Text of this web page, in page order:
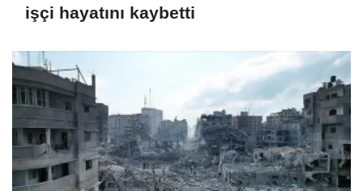
işçi hayatını kaybetti